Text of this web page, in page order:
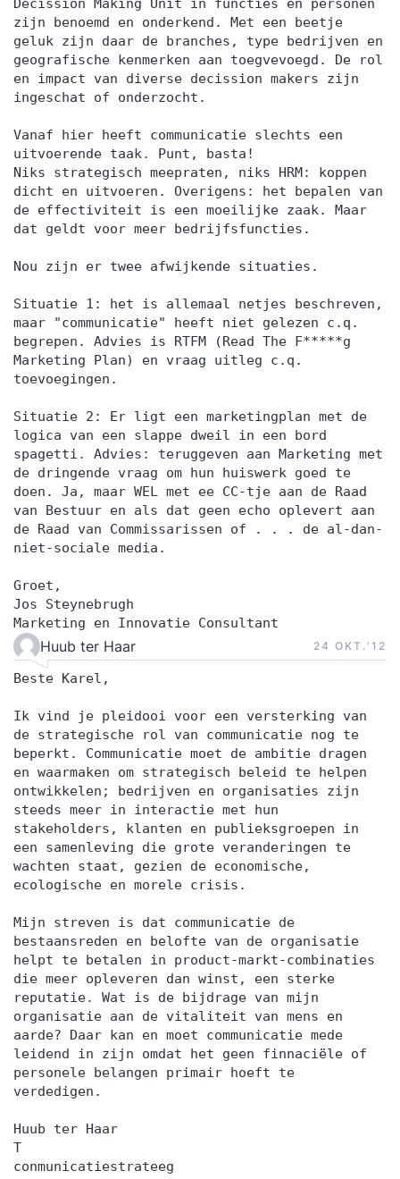
Decission Making Unit in functies en personen
zijn benoemd en onderkend. Met een beetje
geluk zijn daar de branches, type bedrijven en
geografische kenmerken aan toegvevoegd. De rol
en impact van diverse decission makers zijn
ingeschat of onderzocht.
Vanaf hier heeft communicatie slechts een
uitvoerende taak. Punt, basta!
Niks strategisch meepraten, niks HRM: koppen
dicht en uitvoeren. Overigens: het bepalen van
de effectiviteit is een moeilijke zaak. Maar
dat geldt voor meer bedrijfsfuncties.
Nou zijn er twee afwijkende situaties.
Situatie 1: het is allemaal netjes beschreven,
maar "communicatie" heeft niet gelezen c.q.
begrepen. Advies is RTFM (Read The F*****g
Marketing Plan) en vraag uitleg c.q.
toevoegingen.
Situatie 2: Er ligt een marketingplan met de
logica van een slappe dweil in een bord
spagetti. Advies: teruggeven aan Marketing met
de dringende vraag om hun huiswerk goed te
doen. Ja, maar WEL met ee CC-tje aan de Raad
van Bestuur en als dat geen echo oplevert aan
de Raad van Commissarissen of . . . de al-dan-
niet-sociale media.
Groet,
Jos Steynebrugh
Marketing en Innovatie Consultant
Huub ter Haar 24 OKT.‘12
Beste Karel,
Ik vind je pleidooi voor een versterking van
de strategische rol van communicatie nog te
beperkt. Communicatie moet de ambitie dragen
en waarmaken om strategisch beleid te helpen
ontwikkelen; bedrijven en organisaties zijn
steeds meer in interactie met hun
stakeholders, klanten en publieksgroepen in
een samenleving die grote veranderingen te
wachten staat, gezien de economische,
ecologische en morele crisis.
Mijn streven is dat communicatie de
bestaansreden en belofte van de organisatie
helpt te betalen in product-markt-combinaties
die meer opleveren dan winst, een sterke
reputatie. Wat is de bijdrage van mijn
organisatie aan de vitaliteit van mens en
aarde? Daar kan en moet communicatie mede
leidend in zijn omdat het geen finnaciële of
personele belangen primair hoeft te
verdedigen.
Huub ter Haar
T
conmunicatiestrateeg